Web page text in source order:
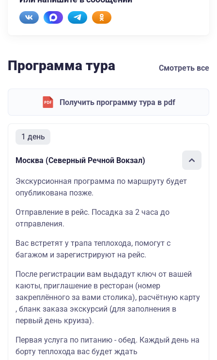
Программа тура Смотреть все
Получить программу тура в pdf
1 день
Москва (Северный Речной Вокзал)
Экскурсионная программа по маршруту будет
опубликована позже.
Отправление в рейс. Посадка за 2 часа до
отправления.
Вас встретят у трапа теплохода, помогут с
багажом и зарегистрируют на рейс.
После регистрации вам выдадут ключ от вашей
каюты, приглашение в ресторан (номер
закреплённого за вами столика), расчётную карту
, бланк заказа экскурсий (для заполнения в
первый день круиза).
Первая услуга по питанию - обед. Каждый день на
борту теплохода вас будет ждать